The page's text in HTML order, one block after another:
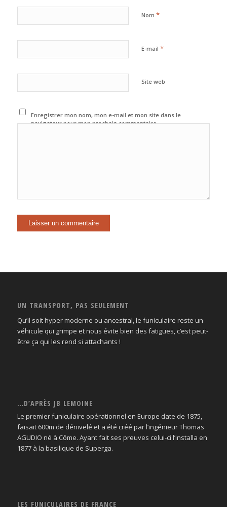
Nom *
E-mail *
Site web
Enregistrer mon nom, mon e-mail et mon site dans le
navigateur pour mon prochain commentaire.
UN TRANSPORT, PAS SEULEMENT
Qu’il soit hyper moderne ou ancestral, le funiculaire reste un
véhicule qui grimpe et nous évite bien des fatigues, c’est peut-
être ça qui les rend si attachants !
…D’APRÈS JB LEMOINE
Le premier funiculaire opérationnel en Europe date de 1875,
faisait 600m de dénivelé et a été créé par l’ingénieur Thomas
AGUDIO né à Côme. Ayant fait ses preuves celui-ci l’installa en
1877 à la basilique de Superga.
LES FUNICULAIRES DE FRANCE